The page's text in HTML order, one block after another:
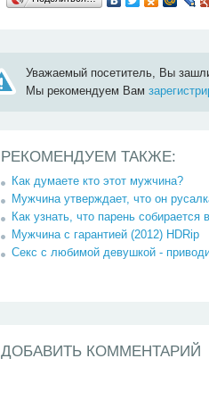
Уважаемый посетитель, Вы
Мы рекомендуем Вам
РЕКОМЕНДУЕМ ТАКЖЕ:
Как думаете кто этот мужчина?
Мужчина утверждает, что он
Как узнать, что парень собирается
Мужчина с гарантией (2012) HDRip
Секс с любимой девушкой -
ДОБАВИТЬ КОММЕНТАРИЙ